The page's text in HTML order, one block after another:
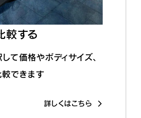
較する
て価格やボディサイズ、
できます
詳しくはこちら